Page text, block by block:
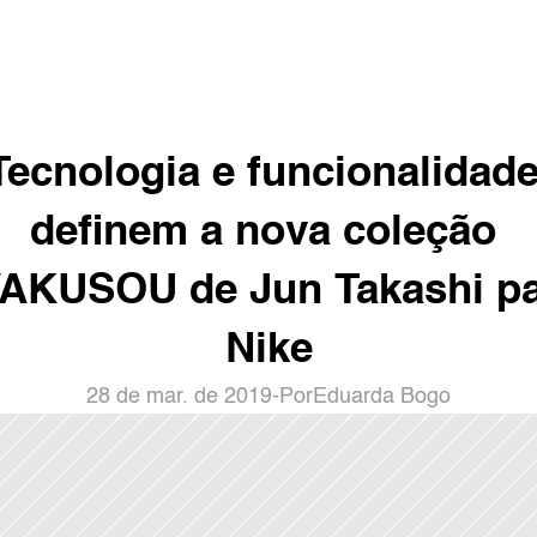
e
definem a nova coleção
de Jun Takashi
Nike
28 de mar. de 2019- PorEduarda Bogo